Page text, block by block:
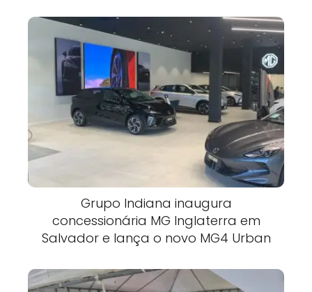
Grupo Indiana inaugura
concessionária MG Inglaterra em
Salvador e lança o novo MG4 Urban